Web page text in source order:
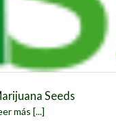
Seeds
más [...]